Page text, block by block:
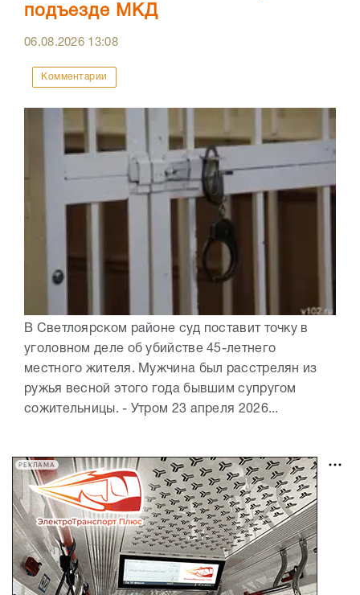
подъезде МКД
06.08.2026 13:08
Комментарии
В Светлоярском районе суд поставит точку в
уголовном деле об убийстве 45-летнего
местного жителя. Мужчина был расстрелян из
ружья весной этого года бывшим супругом
сожительницы. - Утром 23 апреля 2026...
РЕКЛАМА